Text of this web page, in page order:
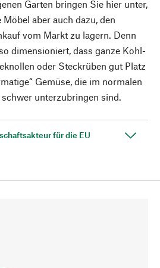
Garten bringen Sie hier unter,
aber auch dazu, den
vom Markt zu lagern. Denn
dimensioniert, dass ganze Kohl-
oder Steckrüben gut Platz
Gemüse, die im normalen
unterzubringen sind.
für die EU